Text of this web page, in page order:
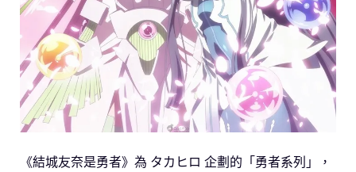
《結城友奈是勇者》為 タカヒロ 企劃的「勇者系列」，